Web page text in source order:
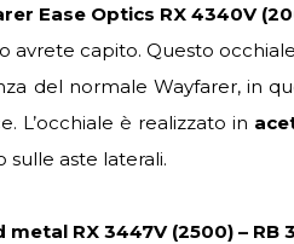
Ease Optics RX 4340V
avrete capito. Questo
del normale Wayfarer, in
L’occhiale è realizzato in
sulle aste laterali.
metal RX 3447V (2500) – RB